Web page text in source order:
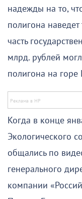
надежды на то,
полигона
часть
млрд. рублей
полигона на
Когда в конце
Экологического
общались по
генерального
компании